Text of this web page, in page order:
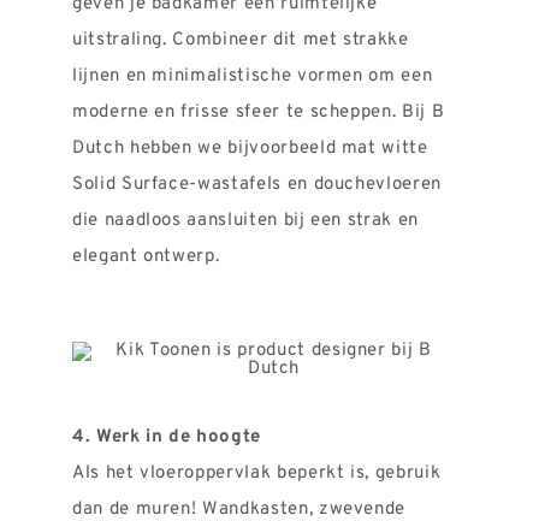
geven je badkamer een ruimtelijke
uitstraling. Combineer dit met strakke
lijnen en minimalistische vormen om een
moderne en frisse sfeer te scheppen. Bij B
Dutch hebben we bijvoorbeeld mat witte
Solid Surface-wastafels en douchevloeren
die naadloos aansluiten bij een strak en
elegant ontwerp.
4. Werk in de hoogte
Als het vloeroppervlak beperkt is, gebruik
dan de muren! Wandkasten, zwevende